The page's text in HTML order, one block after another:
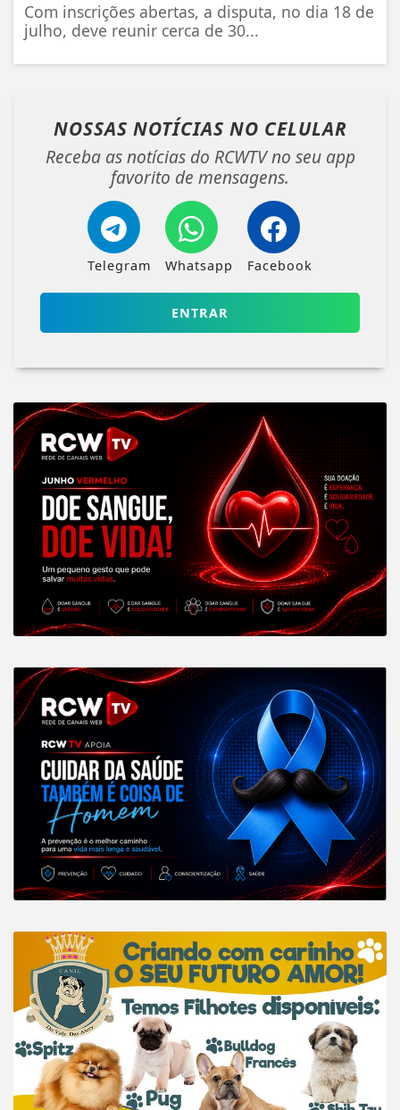
Com inscrições abertas, a disputa, no dia 18 de
julho, deve reunir cerca de 30...
NOSSAS NOTÍCIAS NO CELULAR
Receba as notícias do RCWTV no seu app
favorito de mensagens.
Telegram Whatsapp Facebook
ENTRAR